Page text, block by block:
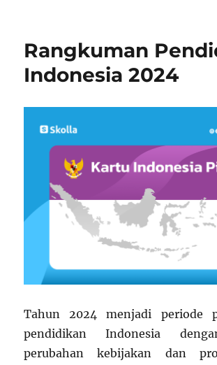
Rangkuman
Indonesia 2024
Tahun 2024 menjadi periode
pendidikan Indonesia
perubahan kebijakan dan